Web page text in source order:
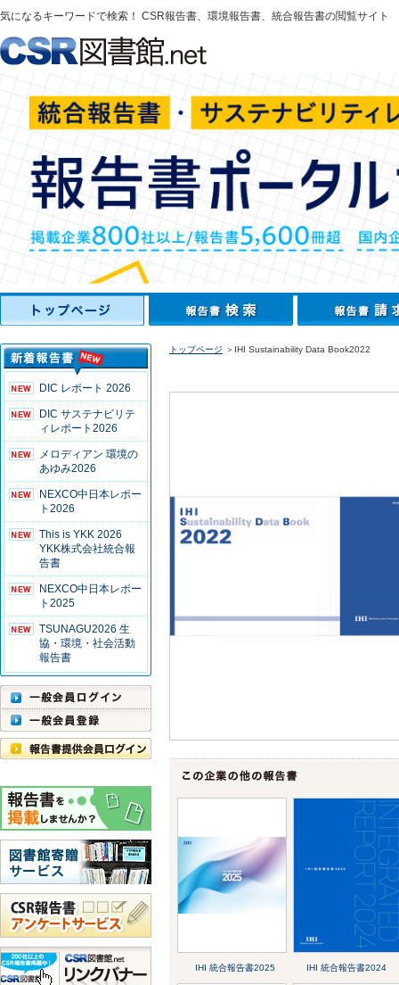
気になるキーワードで検索！ CSR報告書、環境報告書、統合報告書の閲覧サイト
DIC レポート 2026
DIC サステナビリテ
ィレポート2026
メロディアン 環境の
あゆみ2026
NEXCO中日本レポー
ト2026
This is YKK 2026
YKK株式会社統合報
告書
NEXCO中日本レポー
ト2025
TSUNAGU2026 生
協・環境・社会活動
報告書
トップページ ＞IHI Sustainability Data Book2022
IHI 統合報告書2025 IHI 統合報告書2024